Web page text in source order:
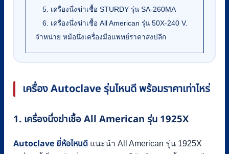
5. เครื่องนึ่งฆ่าเชื้อ STURDY รุ่น SA-260MA
6. เครื่องนึ่งฆ่าเชื้อ All American รุ่น 50X-240 V.
จำหน่าย หม้อนึ่งเครื่องมือแพทย์ราคาส่งปลีก
เครื่อง Autoclave รุ่นไหนดี พร้อมราคาเท่าไหร่
1. เครื่องนึ่งฆ่าเชื้อ All American รุ่น 1925X
Autoclave ยี่ห้อไหนดี แนะนำ All American รุ่น 1925X